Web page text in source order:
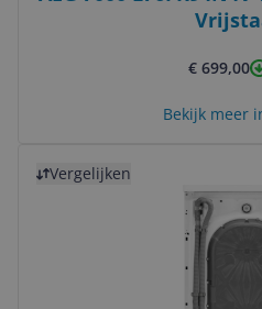
€ 699,00
Bekijk meer
Vergelijken